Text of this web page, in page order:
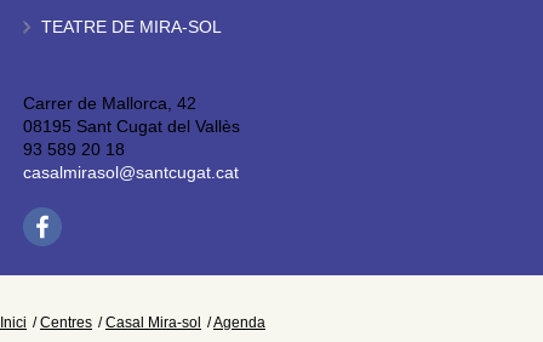
TEATRE DE MIRA-SOL
Carrer de Mallorca, 42
08195 Sant Cugat del Vallès
93 589 20 18
casalmirasol@santcugat.cat
Inici Centres Casal Mira-sol Agenda